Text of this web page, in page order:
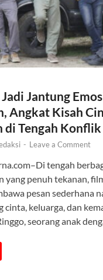
Jantung
Angkat Kisah
di Tengah Konflik
- Leave a Comment
tengah
yang penuh tekanan,
pesan sederhana
cinta, keluarga, dan
seorang anak